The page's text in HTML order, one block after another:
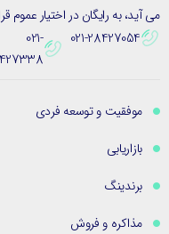
به رایگان در اختیار عموم قرار
021-28427054
021-
28427338
موفقیت و توسعه فردی
بازاریابی
برندینگ
مذاکره و فروش